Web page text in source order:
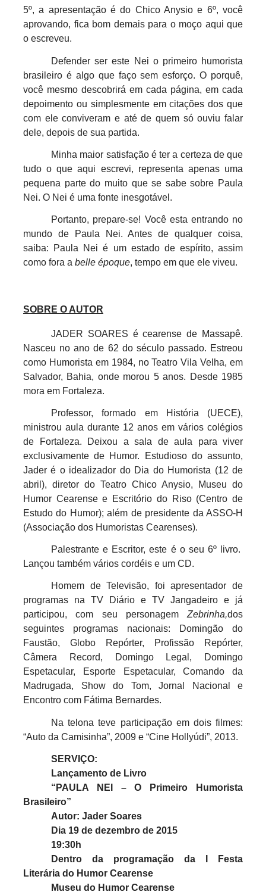
5º, a apresentação é do Chico Anysio e 6º, você
aprovando, fica bom demais para o moço aqui que
o escreveu.
Defender ser este Nei o primeiro humorista
brasileiro é algo que faço sem esforço. O porquê,
você mesmo descobrirá em cada página, em cada
depoimento ou simplesmente em citações dos que
com ele conviveram e até de quem só ouviu falar
dele, depois de sua partida.
Minha maior satisfação é ter a certeza de que
tudo o que aqui escrevi, representa apenas uma
pequena parte do muito que se sabe sobre Paula
Nei. O Nei é uma fonte inesgotável.
Portanto, prepare-se! Você esta entrando no
mundo de Paula Nei. Antes de qualquer coisa,
saiba: Paula Nei é um estado de espírito, assim
como fora a belle époque, tempo em que ele viveu.
SOBRE O AUTOR
JADER SOARES é cearense de Massapê.
Nasceu no ano de 62 do século passado. Estreou
como Humorista em 1984, no Teatro Vila Velha, em
Salvador, Bahia, onde morou 5 anos. Desde 1985
mora em Fortaleza.
Professor, formado em História (UECE),
ministrou aula durante 12 anos em vários colégios
de Fortaleza. Deixou a sala de aula para viver
exclusivamente de Humor. Estudioso do assunto,
Jader é o idealizador do Dia do Humorista (12 de
abril), diretor do Teatro Chico Anysio, Museu do
Humor Cearense e Escritório do Riso (Centro de
Estudo do Humor); além de presidente da ASSO-H
(Associação dos Humoristas Cearenses).
Palestrante e Escritor, este é o seu 6º livro.
Lançou também vários cordéis e um CD.
Homem de Televisão, foi apresentador de
programas na TV Diário e TV Jangadeiro e já
participou, com seu personagemZebrinha,dos
seguintes programas nacionais: Domingão do
Faustão, Globo Repórter, Profissão Repórter,
Câmera Record, Domingo Legal, Domingo
Espetacular, Esporte Espetacular, Comando da
Madrugada, Show do Tom, Jornal Nacional e
Encontro com Fátima Bernardes.
Na telona teve participação em dois filmes:
“Auto da Camisinha”, 2009 e “Cine Hollyúdi”, 2013.
SERVIÇO:
Lançamento de Livro
“PAULA NEI – O Primeiro Humorista
Brasileiro”
Autor: Jader Soares
Dia 19 de dezembro de 2015
19:30h
Dentro da programação da I Festa
Literária do Humor Cearense
Museu do Humor Cearense